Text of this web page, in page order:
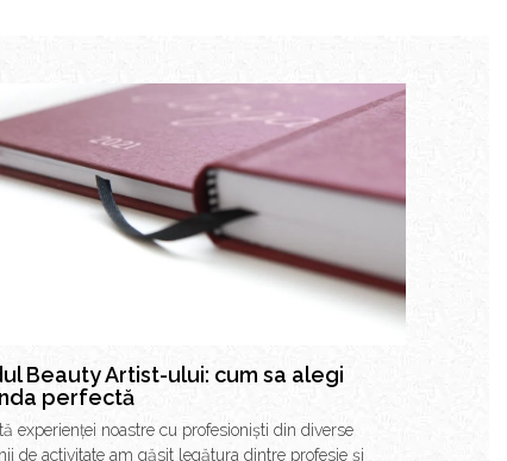
Beauty Artist-ului: cum sa alegi
perfectă
experienței noastre cu profesioniști din diverse
de activitate am găsit legătura dintre profesie și